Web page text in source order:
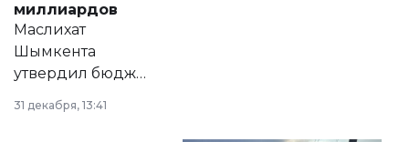
миллиардов
Маслихат
Шымкента
утвердил бюджет
города на 2026–
2028 годы.
31 декабря, 13:41